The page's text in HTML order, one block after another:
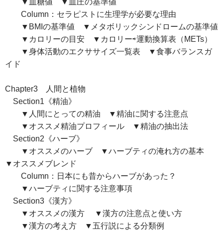
Column：セラピストに生理学が必要な理由
▼BMIの基準値 ▼メタボリックシンドロームの基準値
▼カロリーの目安 ▼カロリー⇨運動換算表（METs）
▼身体活動のエクササイズ一覧表 ▼食事バランスガ
イド
Chapter3 人間と植物
Section1《精油》
▼人間にとっての精油 ▼精油に関する注意点
▼オススメ精油プロフィール ▼精油の抽出法
Section2《ハーブ》
▼オススメのハーブ ▼ハーブティの淹れ方の基本
▼オススメブレンド
Column：日本にも昔からハーブがあった？
▼ハーブティに関する注意事項
Section3《漢方》
▼オススメの漢方 ▼漢方の注意点と使い方
▼漢方の考え方 ▼五行説による分類例